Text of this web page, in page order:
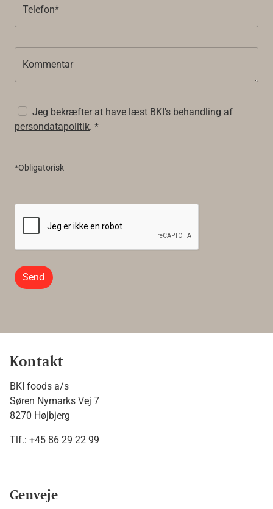
Telefon*
Kommentar
Jeg bekræfter at have læst BKI's behandling af
persondatapolitik. *
*Obligatorisk
Send
Kontakt
BKI foods a/s
Søren Nymarks Vej 7
8270 Højbjerg
Tlf.: +45 86 29 22 99
Genveje